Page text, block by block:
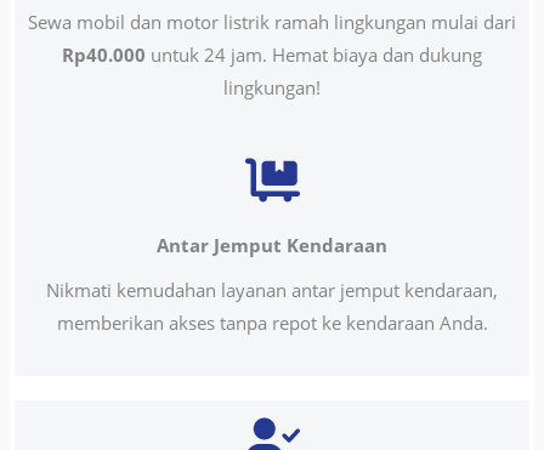
Sewa mobil dan motor listrik ramah lingkungan mulai dari
Rp40.000 untuk 24 jam. Hemat biaya dan dukung
lingkungan!
Antar Jemput Kendaraan
Nikmati kemudahan layanan antar jemput kendaraan,
memberikan akses tanpa repot ke kendaraan Anda.